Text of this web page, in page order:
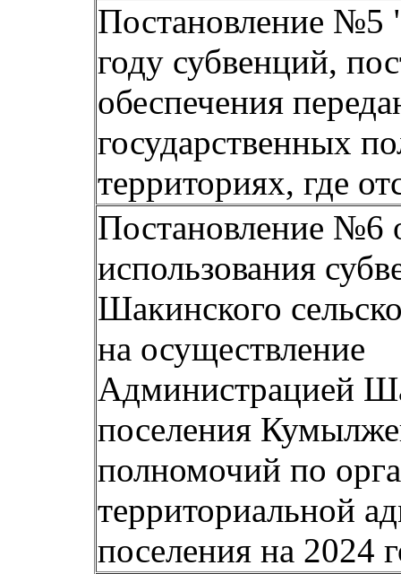
Постановление №5
году субвенций,
обеспечения
государственных
территориях, где
Постановление №6
использования
Шакинского
на осуществление
Администрацией
поселения
полномочий по
территориальной
поселения на 2024